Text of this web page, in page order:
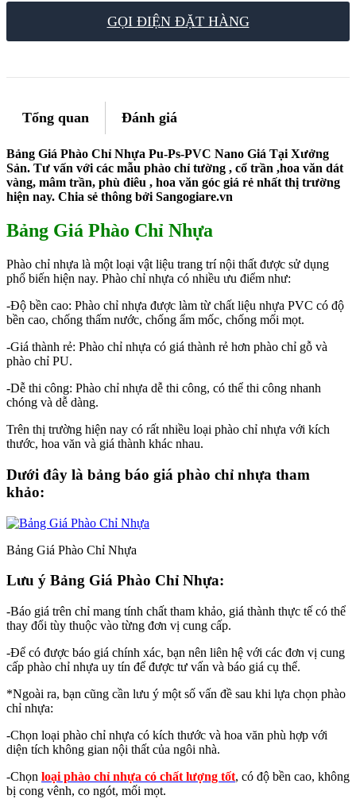
GỌI ĐIỆN ĐẶT HÀNG
Tổng quan Đánh giá
Bảng Giá Phào Chỉ Nhựa Pu-Ps-PVC Nano Giá Tại Xưởng
Sản. Tư vấn với các mẫu phào chỉ tường , cổ trần ,hoa văn dát
vàng, mâm trần, phù điêu , hoa văn góc giá rẻ nhất thị trường
hiện nay. Chia sẻ thông bởi Sangogiare.vn
Bảng Giá Phào Chỉ Nhựa
Phào chỉ nhựa là một loại vật liệu trang trí nội thất được sử dụng
phổ biến hiện nay. Phào chỉ nhựa có nhiều ưu điểm như:
-Độ bền cao: Phào chỉ nhựa được làm từ chất liệu nhựa PVC có độ
bền cao, chống thấm nước, chống ẩm mốc, chống mối mọt.
-Giá thành rẻ: Phào chỉ nhựa có giá thành rẻ hơn phào chỉ gỗ và
phào chỉ PU.
-Dễ thi công: Phào chỉ nhựa dễ thi công, có thể thi công nhanh
chóng và dễ dàng.
Trên thị trường hiện nay có rất nhiều loại phào chỉ nhựa với kích
thước, hoa văn và giá thành khác nhau.
Dưới đây là bảng báo giá phào chỉ nhựa tham
khảo:
Bảng Giá Phào Chỉ Nhựa
Lưu ý Bảng Giá Phào Chỉ Nhựa:
-Báo giá trên chỉ mang tính chất tham khảo, giá thành thực tế có thể
thay đổi tùy thuộc vào từng đơn vị cung cấp.
-Để có được báo giá chính xác, bạn nên liên hệ với các đơn vị cung
cấp phào chỉ nhựa uy tín để được tư vấn và báo giá cụ thể.
*Ngoài ra, bạn cũng cần lưu ý một số vấn đề sau khi lựa chọn phào
chỉ nhựa:
-Chọn loại phào chỉ nhựa có kích thước và hoa văn phù hợp với
diện tích không gian nội thất của ngôi nhà.
-Chọn loại phào chỉ nhựa có chất lượng tốt, có độ bền cao, không
bị cong vênh, co ngót, mối mọt.